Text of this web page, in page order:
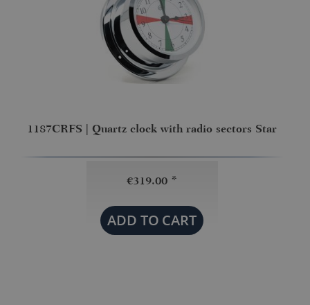
1187CRFS | Quartz clock with radio sectors Star
€319.00 *
ADD TO CART